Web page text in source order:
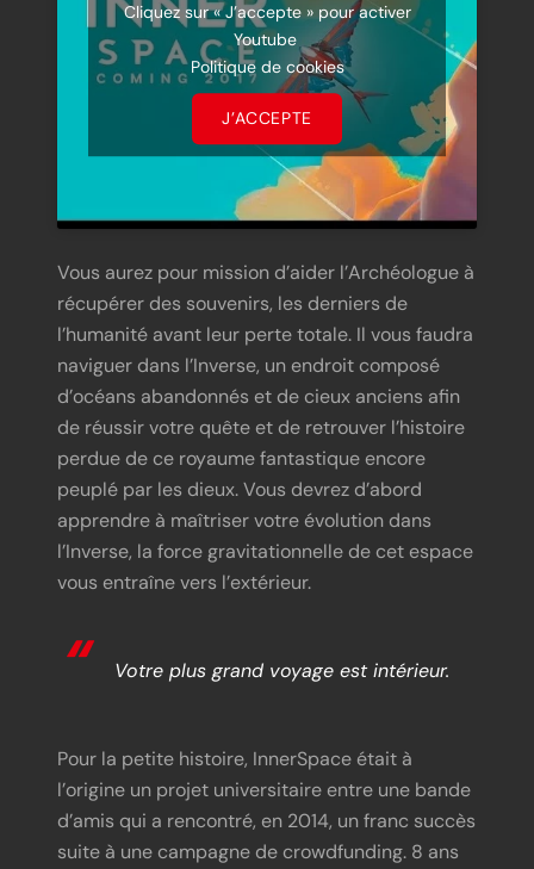
Cliquez sur « J’accepte » pour activer
Youtube
Politique de cookies
J’ACCEPTE
Vous aurez pour mission d’aider l’Archéologue à
récupérer des souvenirs, les derniers de
l’humanité avant leur perte totale. Il vous faudra
naviguer dans l’Inverse, un endroit composé
d’océans abandonnés et de cieux anciens afin
de réussir votre quête et de retrouver l’histoire
perdue de ce royaume fantastique encore
peuplé par les dieux. Vous devrez d’abord
apprendre à maîtriser votre évolution dans
l’Inverse, la force gravitationnelle de cet espace
vous entraîne vers l’extérieur.
Votre plus grand voyage est intérieur.
Pour la petite histoire, InnerSpace était à
l’origine un projet universitaire entre une bande
d’amis qui a rencontré, en 2014, un franc succès
suite à une campagne de crowdfunding. 8 ans